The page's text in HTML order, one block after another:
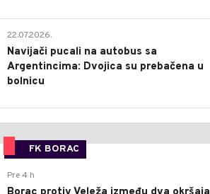
22.07.2026.
Navijači pucali na autobus sa
Argentincima: Dvojica su prebačena u
bolnicu
FK BORAC
Pre 4 h